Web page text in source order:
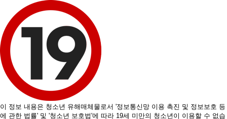
이 정보 내용은 청소년 유해매체물로서 '정보통신망 이용 촉진 및 정보보호 등
에 관한 법률' 및 '청소년 보호법'에 따라 19세 미만의 청소년이 이용할 수 없습